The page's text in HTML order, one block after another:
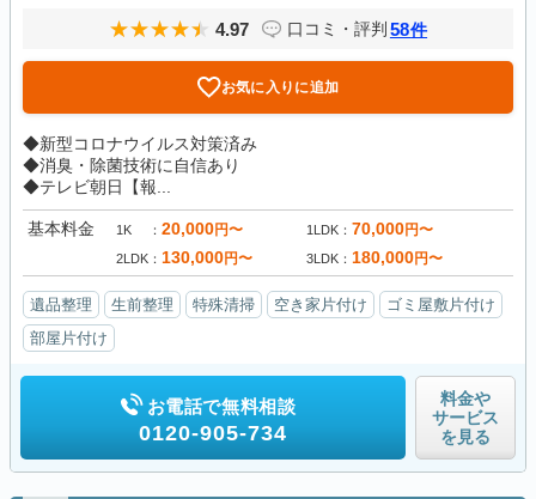
4.97 口コミ・評判 58件
お気に入りに追加
◆新型コロナウイルス対策済み
◆消臭・除菌技術に自信あり
◆テレビ朝日【報...
基本料金 1K 20,000円〜 1LDK 70,000円〜
2LDK 130,000円〜 3LDK 180,000円〜
遺品整理 生前整理 特殊清掃 空き家片付け
ゴミ屋敷片付け
部屋片付け
お電話で無料相談
0120-905-734
料金や
サービス
を見る